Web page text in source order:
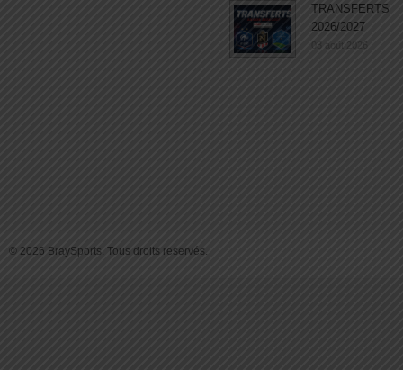
TRANSFERTS
2026/2027
03 août 2026
© 2026 BraySports. Tous droits reservés.